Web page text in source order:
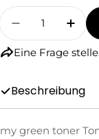
Menge
Menge Für
Eine Frage
Beschreibung
my green toner